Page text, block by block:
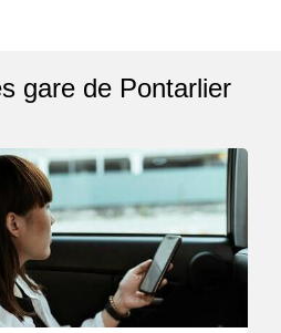
gare de Pontarlier